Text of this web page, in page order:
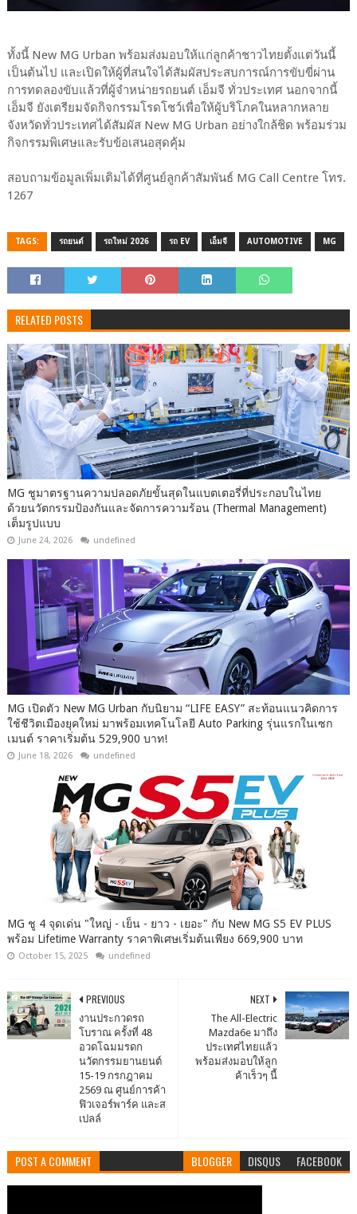
ทั้งนี้ New MG Urban พร้อมส่งมอบให้แก่ลูกค้าชาวไทยตั้งแต่วันนี้
เป็นต้นไป และเปิดให้ผู้ที่สนใจได้สัมผัสประสบการณ์การขับขี่ผ่าน
การทดลองขับแล้วที่ผู้จำหน่ายรถยนต์ เอ็มจี ทั่วประเทศ นอกจากนี้
เอ็มจี ยังเตรียมจัดกิจกรรมโรดโชว์เพื่อให้ผู้บริโภคในหลากหลาย
จังหวัดทั่วประเทศได้สัมผัส New MG Urban อย่างใกล้ชิด พร้อมร่วม
กิจกรรมพิเศษและรับข้อเสนอสุดคุ้ม
สอบถามข้อมูลเพิ่มเติมได้ที่ศูนย์ลูกค้าสัมพันธ์ MG Call Centre โทร.
1267
TAGS: รถยนต์ รถใหม่ 2026 รถ EV เอ็มจี AUTOMOTIVE MG
RELATED POSTS
MG ชูมาตรฐานความปลอดภัยขั้นสุดในแบตเตอรี่ที่ประกอบในไทย
ด้วยนวัตกรรมป้องกันและจัดการความร้อน (Thermal Management)
เต็มรูปแบบ
June 24, 2026 undefined
MG เปิดตัว New MG Urban กับนิยาม “LIFE EASY” สะท้อนแนวคิดการ
ใช้ชีวิตเมืองยุคใหม่ มาพร้อมเทคโนโลยี Auto Parking รุ่นแรกในเซก
เมนต์ ราคาเริ่มต้น 529,900 บาท!
June 18, 2026 undefined
MG ชู 4 จุดเด่น "ใหญ่ - เย็น - ยาว - เยอะ" กับ New MG S5 EV PLUS
พร้อม Lifetime Warranty ราคาพิเศษเริ่มต้นเพียง 669,900 บาท
October 15, 2025 undefined
NEXT
The All-Electric
Mazda6e มาถึง
ประเทศไทยแล้ว
พร้อมส่งมอบให้ลูก
ค้าเร็วๆ นี้
PREVIOUS
งานประกวดรถ
โบราณ ครั้งที่ 48
อวดโฉมมรดก
นวัตกรรมยานยนต์
15-19 กรกฎาคม
2569 ณ ศูนย์การค้า
ฟิวเจอร์พาร์ค และส
เปลล์
POST A COMMENT BLOGGER DISQUS FACEBOOK